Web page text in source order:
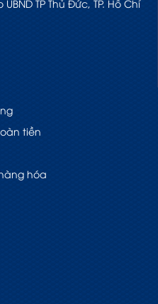
TP Thủ Đức, TP. Hồ Chí
tiền
hóa